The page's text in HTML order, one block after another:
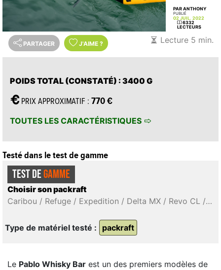
PAR ANTHONY
PUBLIÉ
02 JUIL. 2022
6332
LECTEURS
PARTAGER J'AIME ? Lecture 5 min.
POIDS TOTAL (CONSTATÉ) : 3400 G
PRIX APPROXIMATIF : 770 €
TOUTES LES CARACTÉRISTIQUES
Testé dans le test de gamme
TEST DEGAMME
Choisir son packraft
Caribou / Refuge / Expedition / Delta MX / Revo CL / Alligator SB / Pablo Whisky Bar
Type de matériel testé : packraft
Le Pablo Whisky Bar est un des premiers modèles de